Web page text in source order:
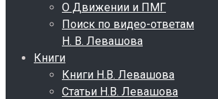
О Движении и ПМГ
Поиск по видео-ответам
Н. В. Левашова
Книги
Книги Н.В. Левашова
Статьи Н.В. Левашова